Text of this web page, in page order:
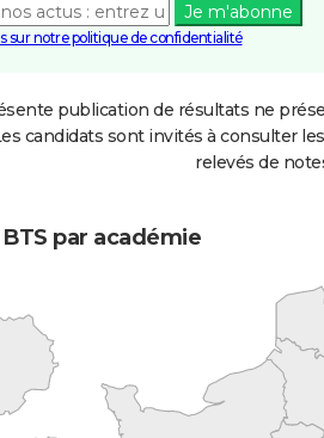
Je m'abonne
sur notre politique de confidentialité
publication de résultats ne
candidats sont invités à consulter
relevés de
par académie